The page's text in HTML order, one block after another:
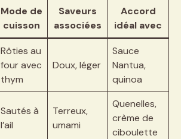
Mode de
cuisson
Saveurs
associées
Accord
idéal avec
Rôties au
four avec
thym
Doux, léger
Sauce
Nantua,
quinoa
Sautés à
l’ail
Terreux,
umami
Quenelles,
crème de
ciboulette